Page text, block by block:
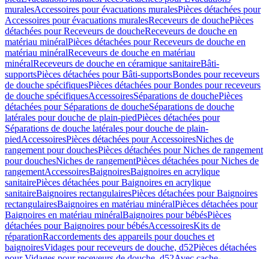
muralesAccessoires pour évacuations muralesPièces détachées pour
Accessoires pour évacuations muralesReceveurs de douchePièces
détachées pour Receveurs de doucheReceveurs de douche en
matériau minéralPièces détachées pour Receveurs de douche en
matériau minéralReceveurs de douche en matériau
minéralReceveurs de douche en céramique sanitaireBâti-
supportsPièces détachées pour Bâti-supportsBondes pour receveurs
de douche spécifiquesPièces détachées pour Bondes pour receveurs
de douche spécifiquesAccessoiresSéparations de douchePièces
détachées pour Séparations de doucheSéparations de douche
latérales pour douche de plain-piedPièces détachées pour
Séparations de douche latérales pour douche de plain-
piedAccessoiresPièces détachées pour AccessoiresNiches de
rangement pour douchesPièces détachées pour Niches de rangement
pour douchesNiches de rangementPièces détachées pour Niches de
rangementAccessoiresBaignoiresBaignoires en acrylique
sanitairePièces détachées pour Baignoires en acrylique
sanitaireBaignoires rectangulairesPièces détachées pour Baignoires
rectangulairesBaignoires en matériau minéralPièces détachées pour
Baignoires en matériau minéralBaignoires pour bébésPièces
détachées pour Baignoires pour bébésAccessoiresKits de
réparationRaccordements des appareils pour douches et
baignoiresVidages pour receveurs de douche, d52Pièces détachées